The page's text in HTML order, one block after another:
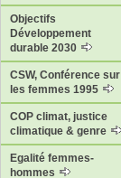
Objectifs
Développement
durable 2030
CSW, Conférence sur
les femmes 1995
COP climat, justice
climatique & genre
Egalité femmes-
hommes